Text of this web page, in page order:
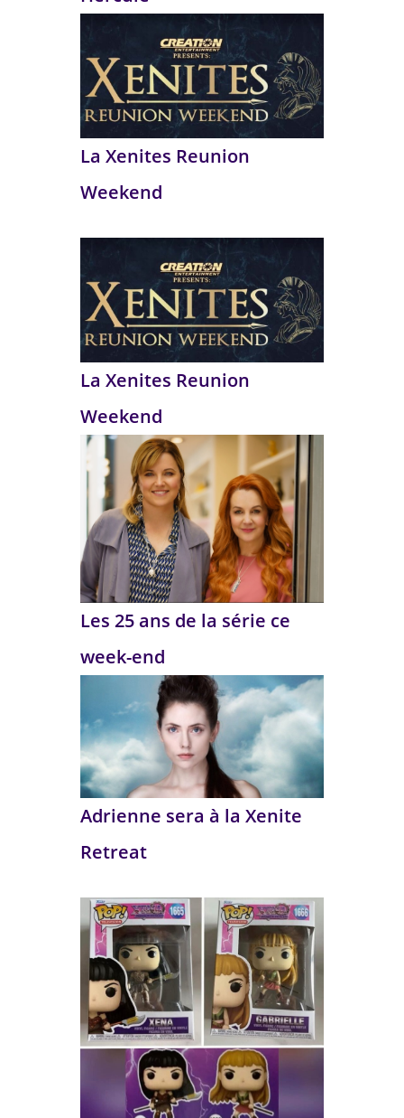
La Xenites Reunion
Weekend
La Xenites Reunion
Weekend
Les 25 ans de la série ce
week-end
Adrienne sera à la Xenite
Retreat